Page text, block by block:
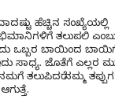
ಹೆಚ್ಚಿನ ಸಂಖ್ಯೆಯಲ್ಲಿ
ತಲುಪಲಿ
ಒಬ್ಬರ ಬಾಯಿಂದ
ಸಾಧ್ಯ. ಜೊತೆಗೆ ಎಲ್ಲರ
ತಲುಪಿದರೆ ನಮ್ಮ